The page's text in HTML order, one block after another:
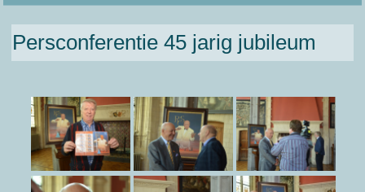
Persconferentie 45 jarig jubileum